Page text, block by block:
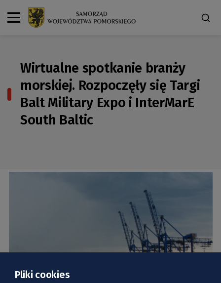
Wirtualne spotkanie branży
morskiej. Rozpoczęły się Targi
Balt Military Expo i InterMarE
South Baltic
Pliki cookies